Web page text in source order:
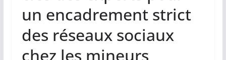
un encadrement strict
des réseaux sociaux
chez les mineurs